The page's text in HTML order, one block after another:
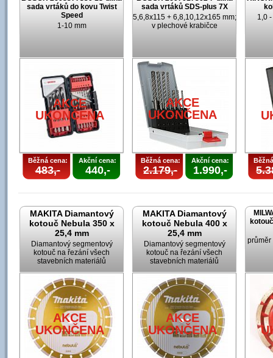
sada vrtáků do kovu Twist
Speed
1-10 mm
AKCE
UKONČENA
Běžná cena:
483,-
Akční cena:
440,-
sada vrtáků SDS-plus 7X
5,6,8x115 + 6,8,10,12x165 mm;
v plechové krabičce
AKCE
UKONČENA
Běžná cena:
2.179,-
Akční cena:
1.990,-
1,0
MAKITA Diamantový
kotouč Nebula 350 x
25,4 mm
Diamantový segmentový
kotouč na řezání všech
stavebních materiálů
AKCE
UKONČENA
MAKITA Diamantový
kotouč Nebula 400 x
25,4 mm
Diamantový segmentový
kotouč na řezání všech
stavebních materiálů
AKCE
UKONČENA
průměr